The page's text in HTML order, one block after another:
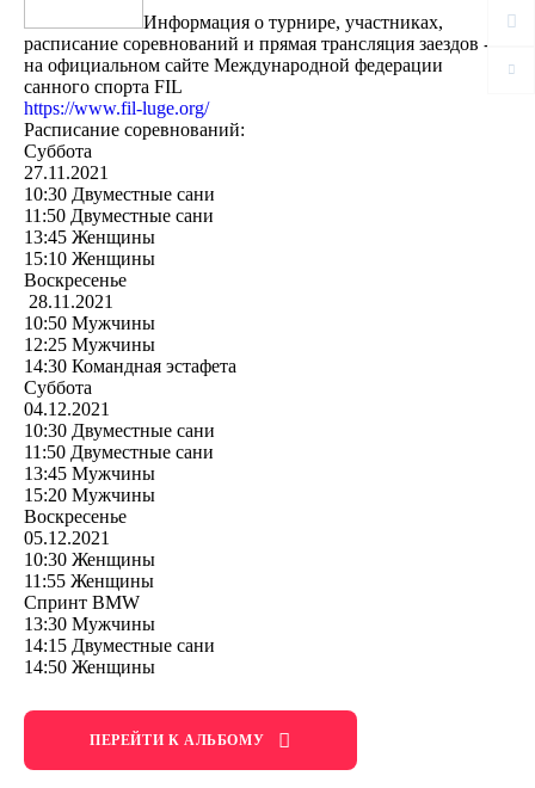
Информация о турнире, участниках,
расписание соревнований и прямая трансляция заездов -
на официальном сайте Международной федерации
санного спорта FIL
https://www.fil-luge.org/
Расписание соревнований:
Суббота
27.11.2021
10:30 Двуместные сани
11:50 Двуместные сани
13:45 Женщины
15:10 Женщины
Воскресенье
28.11.2021
10:50 Мужчины
12:25 Мужчины
14:30 Командная эстафета
Суббота
04.12.2021
10:30 Двуместные сани
11:50 Двуместные сани
13:45 Мужчины
15:20 Мужчины
Воскресенье
05.12.2021
10:30 Женщины
11:55 Женщины
Спринт BMW
13:30 Мужчины
14:15 Двуместные сани
14:50 Женщины
ПЕРЕЙТИ К АЛЬБОМУ